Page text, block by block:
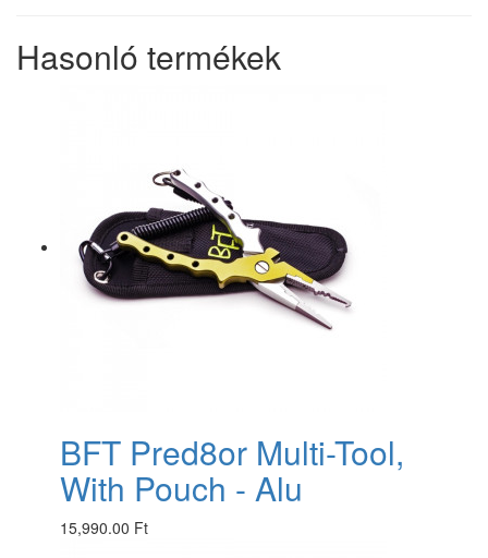
Hasonló termékek
BFT Pred8or Multi-Tool,
With Pouch - Alu
15,990.00 Ft